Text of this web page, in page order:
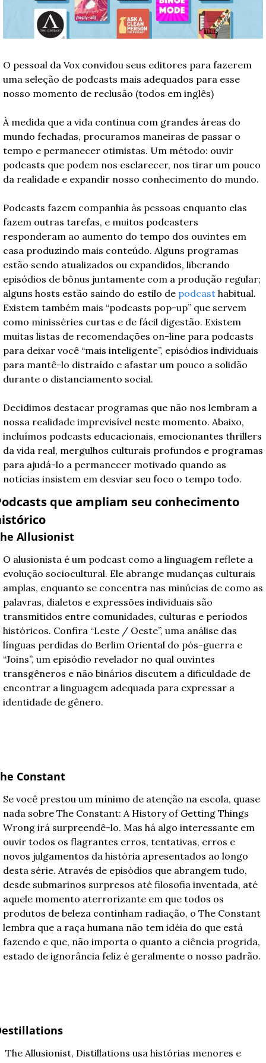
O pessoal da Vox convidou seus editores para fazerem
uma seleção de podcasts mais adequados para esse
nosso momento de reclusão (todos em inglês)
À medida que a vida continua com grandes áreas do
mundo fechadas, procuramos maneiras de passar o
tempo e permanecer otimistas. Um método: ouvir
podcasts que podem nos esclarecer, nos tirar um pouco
da realidade e expandir nosso conhecimento do mundo.
Podcasts fazem companhia às pessoas enquanto elas
fazem outras tarefas, e muitos podcasters
responderam ao aumento do tempo dos ouvintes em
casa produzindo mais conteúdo. Alguns programas
estão sendo atualizados ou expandidos, liberando
episódios de bônus juntamente com a produção regular;
alguns hosts estão saindo do estilo de podcast habitual.
Existem também mais “podcasts pop-up” que servem
como minisséries curtas e de fácil digestão. Existem
muitas listas de recomendações on-line para podcasts
para deixar você “mais inteligente”, episódios individuais
para mantê-lo distraído e afastar um pouco a solidão
durante o distanciamento social.
Decidimos destacar programas que não nos lembram a
nossa realidade imprevisível neste momento. Abaixo,
incluímos podcasts educacionais, emocionantes thrillers
da vida real, mergulhos culturais profundos e programas
para ajudá-lo a permanecer motivado quando as
notícias insistem em desviar seu foco o tempo todo.
que ampliam seu conhecimento
Allusionist
O alusionista é um podcast como a linguagem reflete a
evolução sociocultural. Ele abrange mudanças culturais
amplas, enquanto se concentra nas minúcias de como as
palavras, dialetos e expressões individuais são
transmitidos entre comunidades, culturas e períodos
históricos. Confira “Leste / Oeste”, uma análise das
línguas perdidas do Berlim Oriental do pós-guerra e
“Joins”, um episódio revelador no qual ouvintes
transgêneros e não binários discutem a dificuldade de
encontrar a linguagem adequada para expressar a
identidade de gênero.
Constant
Se você prestou um mínimo de atenção na escola, quase
nada sobre The Constant: A History of Getting Things
Wrong irá surpreendê-lo. Mas há algo interessante em
ouvir todos os flagrantes erros, tentativas, erros e
novos julgamentos da história apresentados ao longo
desta série. Através de episódios que abrangem tudo,
desde submarinos surpresos até filosofia inventada, até
aquele momento aterrorizante em que todos os
produtos de beleza continham radiação, o The Constant
lembra que a raça humana não tem idéia do que está
fazendo e que, não importa o quanto a ciência progrida,
estado de ignorância feliz é geralmente o nosso padrão.